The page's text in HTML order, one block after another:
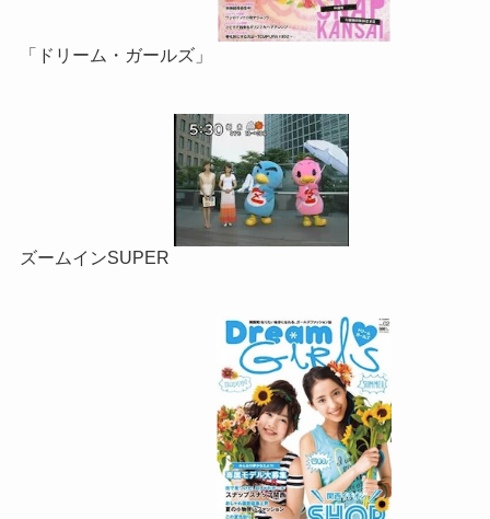
「ドリーム・ガールズ」
ズームインSUPER